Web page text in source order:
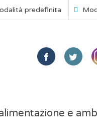
predefinita
e